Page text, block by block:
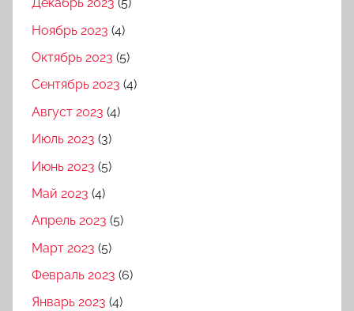
Декабрь 2023 (5)
Ноябрь 2023 (4)
Октябрь 2023 (5)
Сентябрь 2023 (4)
Август 2023 (4)
Июль 2023 (3)
Июнь 2023 (5)
Май 2023 (4)
Апрель 2023 (5)
Март 2023 (5)
Февраль 2023 (6)
Январь 2023 (4)